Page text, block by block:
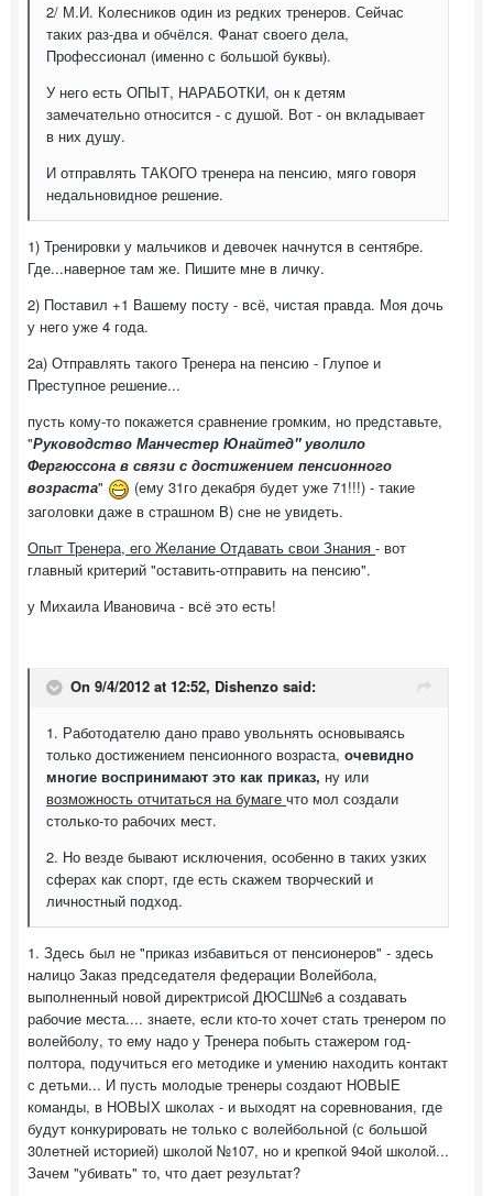
2/ М.И. Колесников один из редких тренеров. Сейчас
таких раз-два и обчёлся. Фанат своего дела,
Профессионал (именно с большой буквы).
У него есть ОПЫТ, НАРАБОТКИ, он к детям
замечательно относится - с душой. Вот - он вкладывает
в них душу.
И отправлять ТАКОГО тренера на пенсию, мяго говоря
недальновидное решение.
1) Тренировки у мальчиков и девочек начнутся в сентябре.
Где...наверное там же. Пишите мне в личку.
2) Поставил +1 Вашему посту - всё, чистая правда. Моя дочь
у него уже 4 года.
2а) Отправлять такого Тренера на пенсию - Глупое и
Преступное решение...
пусть кому-то покажется сравнение громким, но представьте,
"Руководство Манчестер Юнайтед" уволило
Фергюссона в связи с достижением пенсионного
возраста"
(ему 31го декабря будет уже 71!!!) - такие
заголовки даже в страшном B) сне не увидеть.
Опыт Тренера, его Желание Отдавать свои Знания - вот
главный критерий "оставить-отправить на пенсию".
у Михаила Ивановича - всё это есть!
On 9/4/2012 at 12:52, Dishenzo said:
1. Работодателю дано право увольнять основываясь
только достижением пенсионного возраста, очевидно
многие воспринимают это как приказ, ну или
возможность отчитаться на бумаге что мол создали
столько-то рабочих мест.
2. Но везде бывают исключения, особенно в таких узких
сферах как спорт, где есть скажем творческий и
личностный подход.
1. Здесь был не "приказ избавиться от пенсионеров" - здесь
налицо Заказ председателя федерации Волейбола,
выполненный новой директрисой ДЮСШ№6 а создавать
рабочие места.... знаете, если кто-то хочет стать тренером по
волейболу, то ему надо у Тренера побыть стажером год-
полтора, подучиться его методике и умению находить контакт
с детьми... И пусть молодые тренеры создают НОВЫЕ
команды, в НОВЫХ школах - и выходят на соревнования, где
будут конкурировать не только с волейбольной (с большой
30летней историей) школой №107, но и крепкой 94ой школой...
Зачем "убивать" то, что дает результат?